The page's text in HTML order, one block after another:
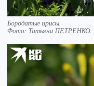
Бородатые ирисы.
Фото: Татьяна ПЕТРЕНКО.